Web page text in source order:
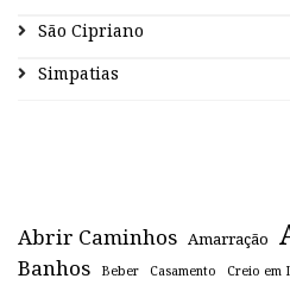
São Cipriano
Simpatias
Abrir Caminhos Amarração
Banhos Beber Casamento Creio em